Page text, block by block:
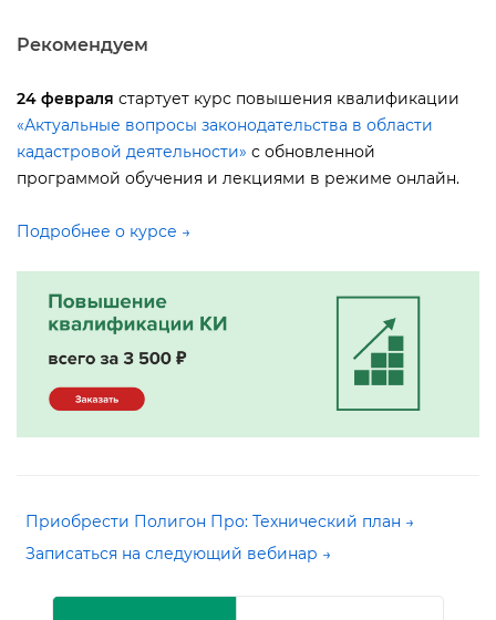
Рекомендуем
24 февраля стартует курс повышения квалификации
«Актуальные вопросы законодательства в области
кадастровой деятельности» с обновленной
программой обучения и лекциями в режиме онлайн.
Подробнее о курсе →
Приобрести Полигон Про: Технический план →
Записаться на следующий вебинар →